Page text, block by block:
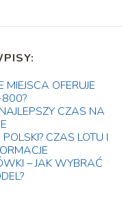
MIEJSCA OFERUJE
CZAS NA
CZAS LOTU I
– JAK WYBRAĆ